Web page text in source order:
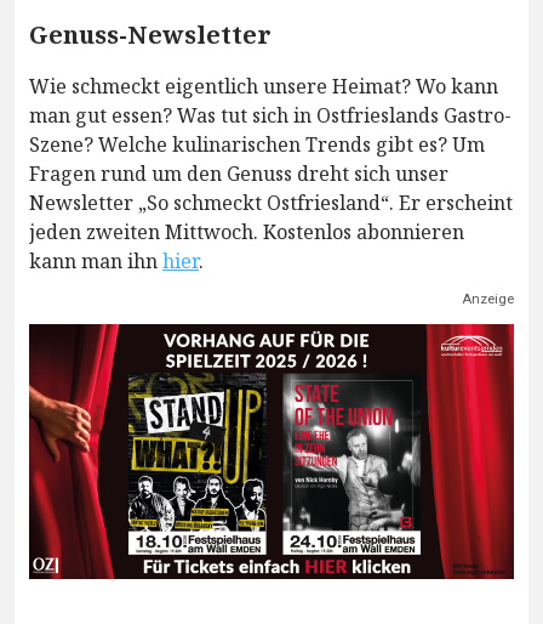
Genuss-Newsletter
Wie schmeckt eigentlich unsere Heimat? Wo kann
man gut essen? Was tut sich in Ostfrieslands Gastro-
Szene? Welche kulinarischen Trends gibt es? Um
Fragen rund um den Genuss dreht sich unser
Newsletter „So schmeckt Ostfriesland“. Er erscheint
jeden zweiten Mittwoch. Kostenlos abonnieren
kann man ihnhier.
Anzeige